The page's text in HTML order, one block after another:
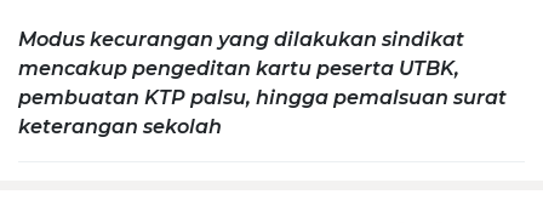
Modus kecurangan yang dilakukan sindikat
mencakup pengeditan kartu peserta UTBK,
pembuatan KTP palsu, hingga pemalsuan surat
keterangan sekolah